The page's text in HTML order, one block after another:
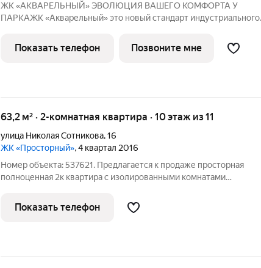
ЖК «АКВАРЕЛЬНЫЙ» ЭВОЛЮЦИЯ ВАШЕГО КОМФОРТА У
ПАРКАЖК «Акварельный» это новый стандарт индустриального
точность конструкций, современную архитектуру и уникальное
расположение в экологически чистой
Показать телефон Позвоните мне
63,2 м² · 2-комнатная квартира · 10 этаж из 11
улица Николая Сотникова,16
ЖК «Просторный», 4 квартал 2016
Номер объекта: 537621. Предлагается к продаже просторная
полноценная 2к квартира с изолированными комнатами
детскими площадками Рядом есть всё необходимое для
комфортного проживания:
Показать телефон